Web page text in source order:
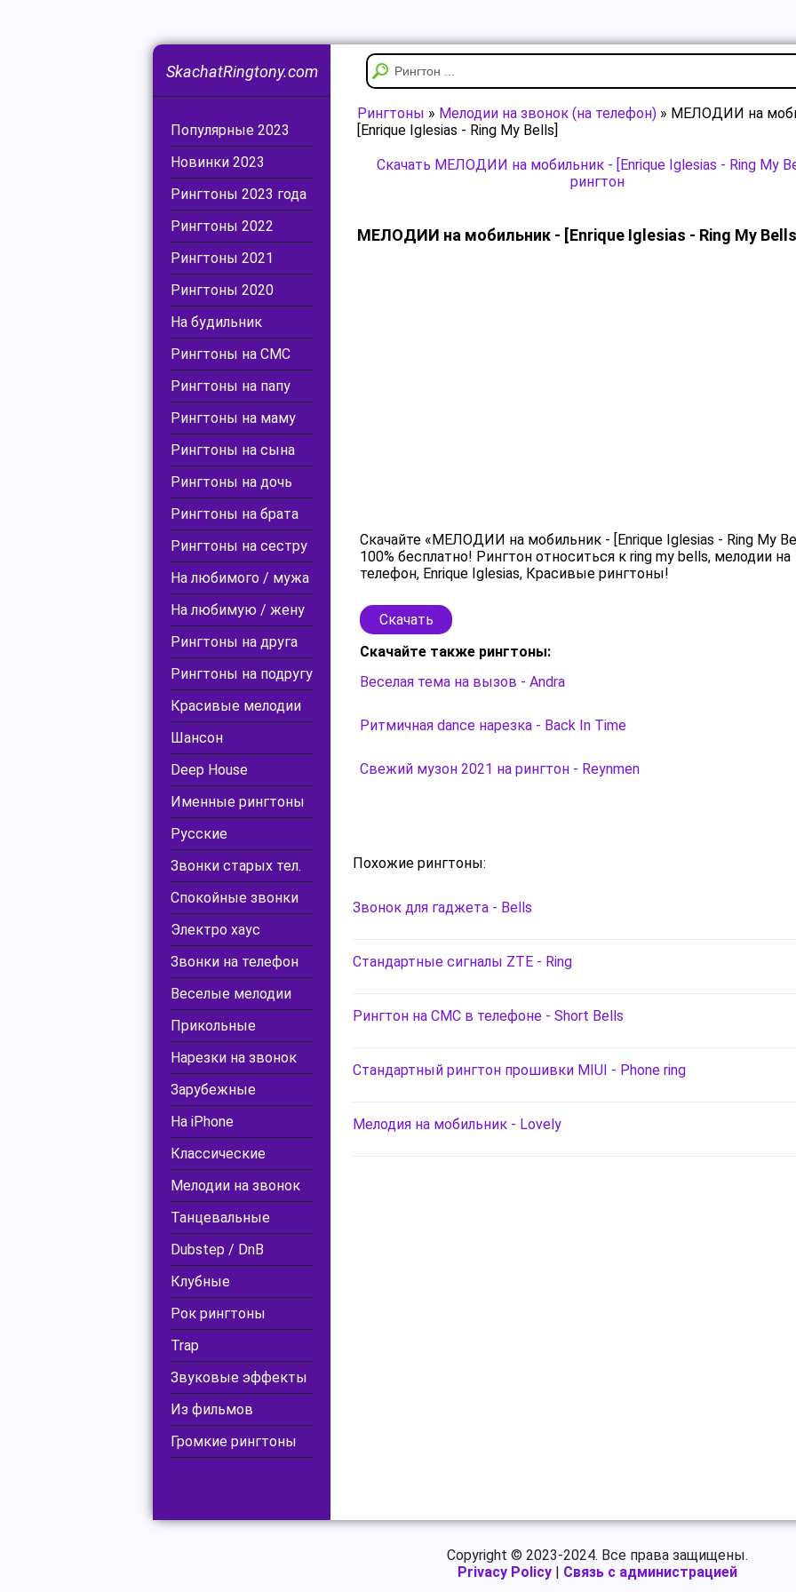
SkachatRingtony.com
Популярные 2023
Новинки 2023
Рингтоны 2023 года
Рингтоны 2022
Рингтоны 2021
Рингтоны 2020
На будильник
Рингтоны на СМС
Рингтоны на папу
Рингтоны на маму
Рингтоны на сына
Рингтоны на дочь
Рингтоны на брата
Рингтоны на сестру
На любимого / мужа
На любимую / жену
Рингтоны на друга
Рингтоны на подругу
Красивые мелодии
Шансон
Deep House
Именные рингтоны
Русские
Звонки старых тел.
Спокойные звонки
Электро хаус
Звонки на телефон
Веселые мелодии
Прикольные
Нарезки на звонок
Зарубежные
На iPhone
Классические
Мелодии на звонок
Танцевальные
Dubstep / DnB
Клубные
Рок рингтоны
Trap
Звуковые эффекты
Из фильмов
Громкие рингтоны
Рингтоны » Мелодии на звонок (на телефон) » МЕЛОДИИ на
[Enrique Iglesias - Ring My Bells]
Скачать МЕЛОДИИ на мобильник - [Enrique Iglesias - Ring My
рингтон
МЕЛОДИИ на мобильник - [Enrique Iglesias - Ring My
Скачайте «МЕЛОДИИ на мобильник - [Enrique Iglesias - Ring My
100% бесплатно! Рингтон относиться к ring my bells, мелодии на
телефон, Enrique Iglesias, Красивые рингтоны!
Скачать
Скачайте также рингтоны:
Веселая тема на вызов - Andra
Ритмичная dance нарезка - Back In Time
Свежий музон 2021 на рингтон - Reynmen
Похожие рингтоны:
Звонок для гаджета - Bells
Стандартные сигналы ZTE - Ring
Рингтон на СМС в телефоне - Short Bells
Стандартный рингтон прошивки MIUI - Phone ring
Мелодия на мобильник - Lovely
Copyright © 2023-2024. Все права защищены.
Privacy Policy| Связь с администрацией